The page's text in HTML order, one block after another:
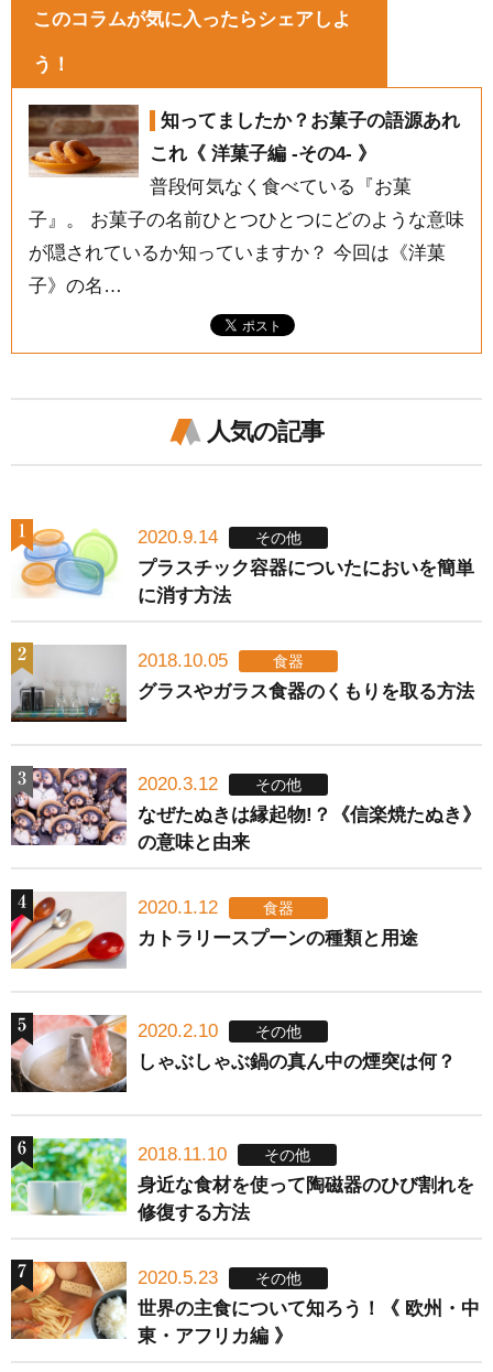
このコラムが気に入ったらシェアしよ
う！
知ってましたか？お菓子の語源あれ
これ《 洋菓子編 -その4- 》
普段何気なく食べている『お菓
子』。 お菓子の名前ひとつひとつにどのような意味
が隠されているか知っていますか？ 今回は《洋菓
子》の名…
人気の記事
2020.9.14 その他
プラスチック容器についたにおいを簡単
に消す方法
2018.10.05 食器
グラスやガラス食器のくもりを取る方法
2020.3.12 その他
なぜたぬきは縁起物!？《信楽焼たぬき》
の意味と由来
2020.1.12 食器
カトラリースプーンの種類と用途
2020.2.10 その他
しゃぶしゃぶ鍋の真ん中の煙突は何？
2018.11.10 その他
身近な食材を使って陶磁器のひび割れを
修復する方法
2020.5.23 その他
世界の主食について知ろう！《 欧州・中
東・アフリカ編 》